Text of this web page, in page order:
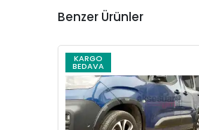
Benzer Ürünler
KARGO
BEDAVA Stokta